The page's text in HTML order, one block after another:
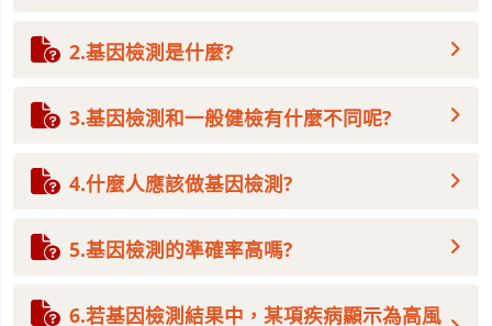
2.基因檢測是什麼?
3.基因檢測和一般健檢有什麼不同呢?
4.什麼人應該做基因檢測?
5.基因檢測的準確率高嗎?
6.若基因檢測結果中，某項疾病顯示為高風